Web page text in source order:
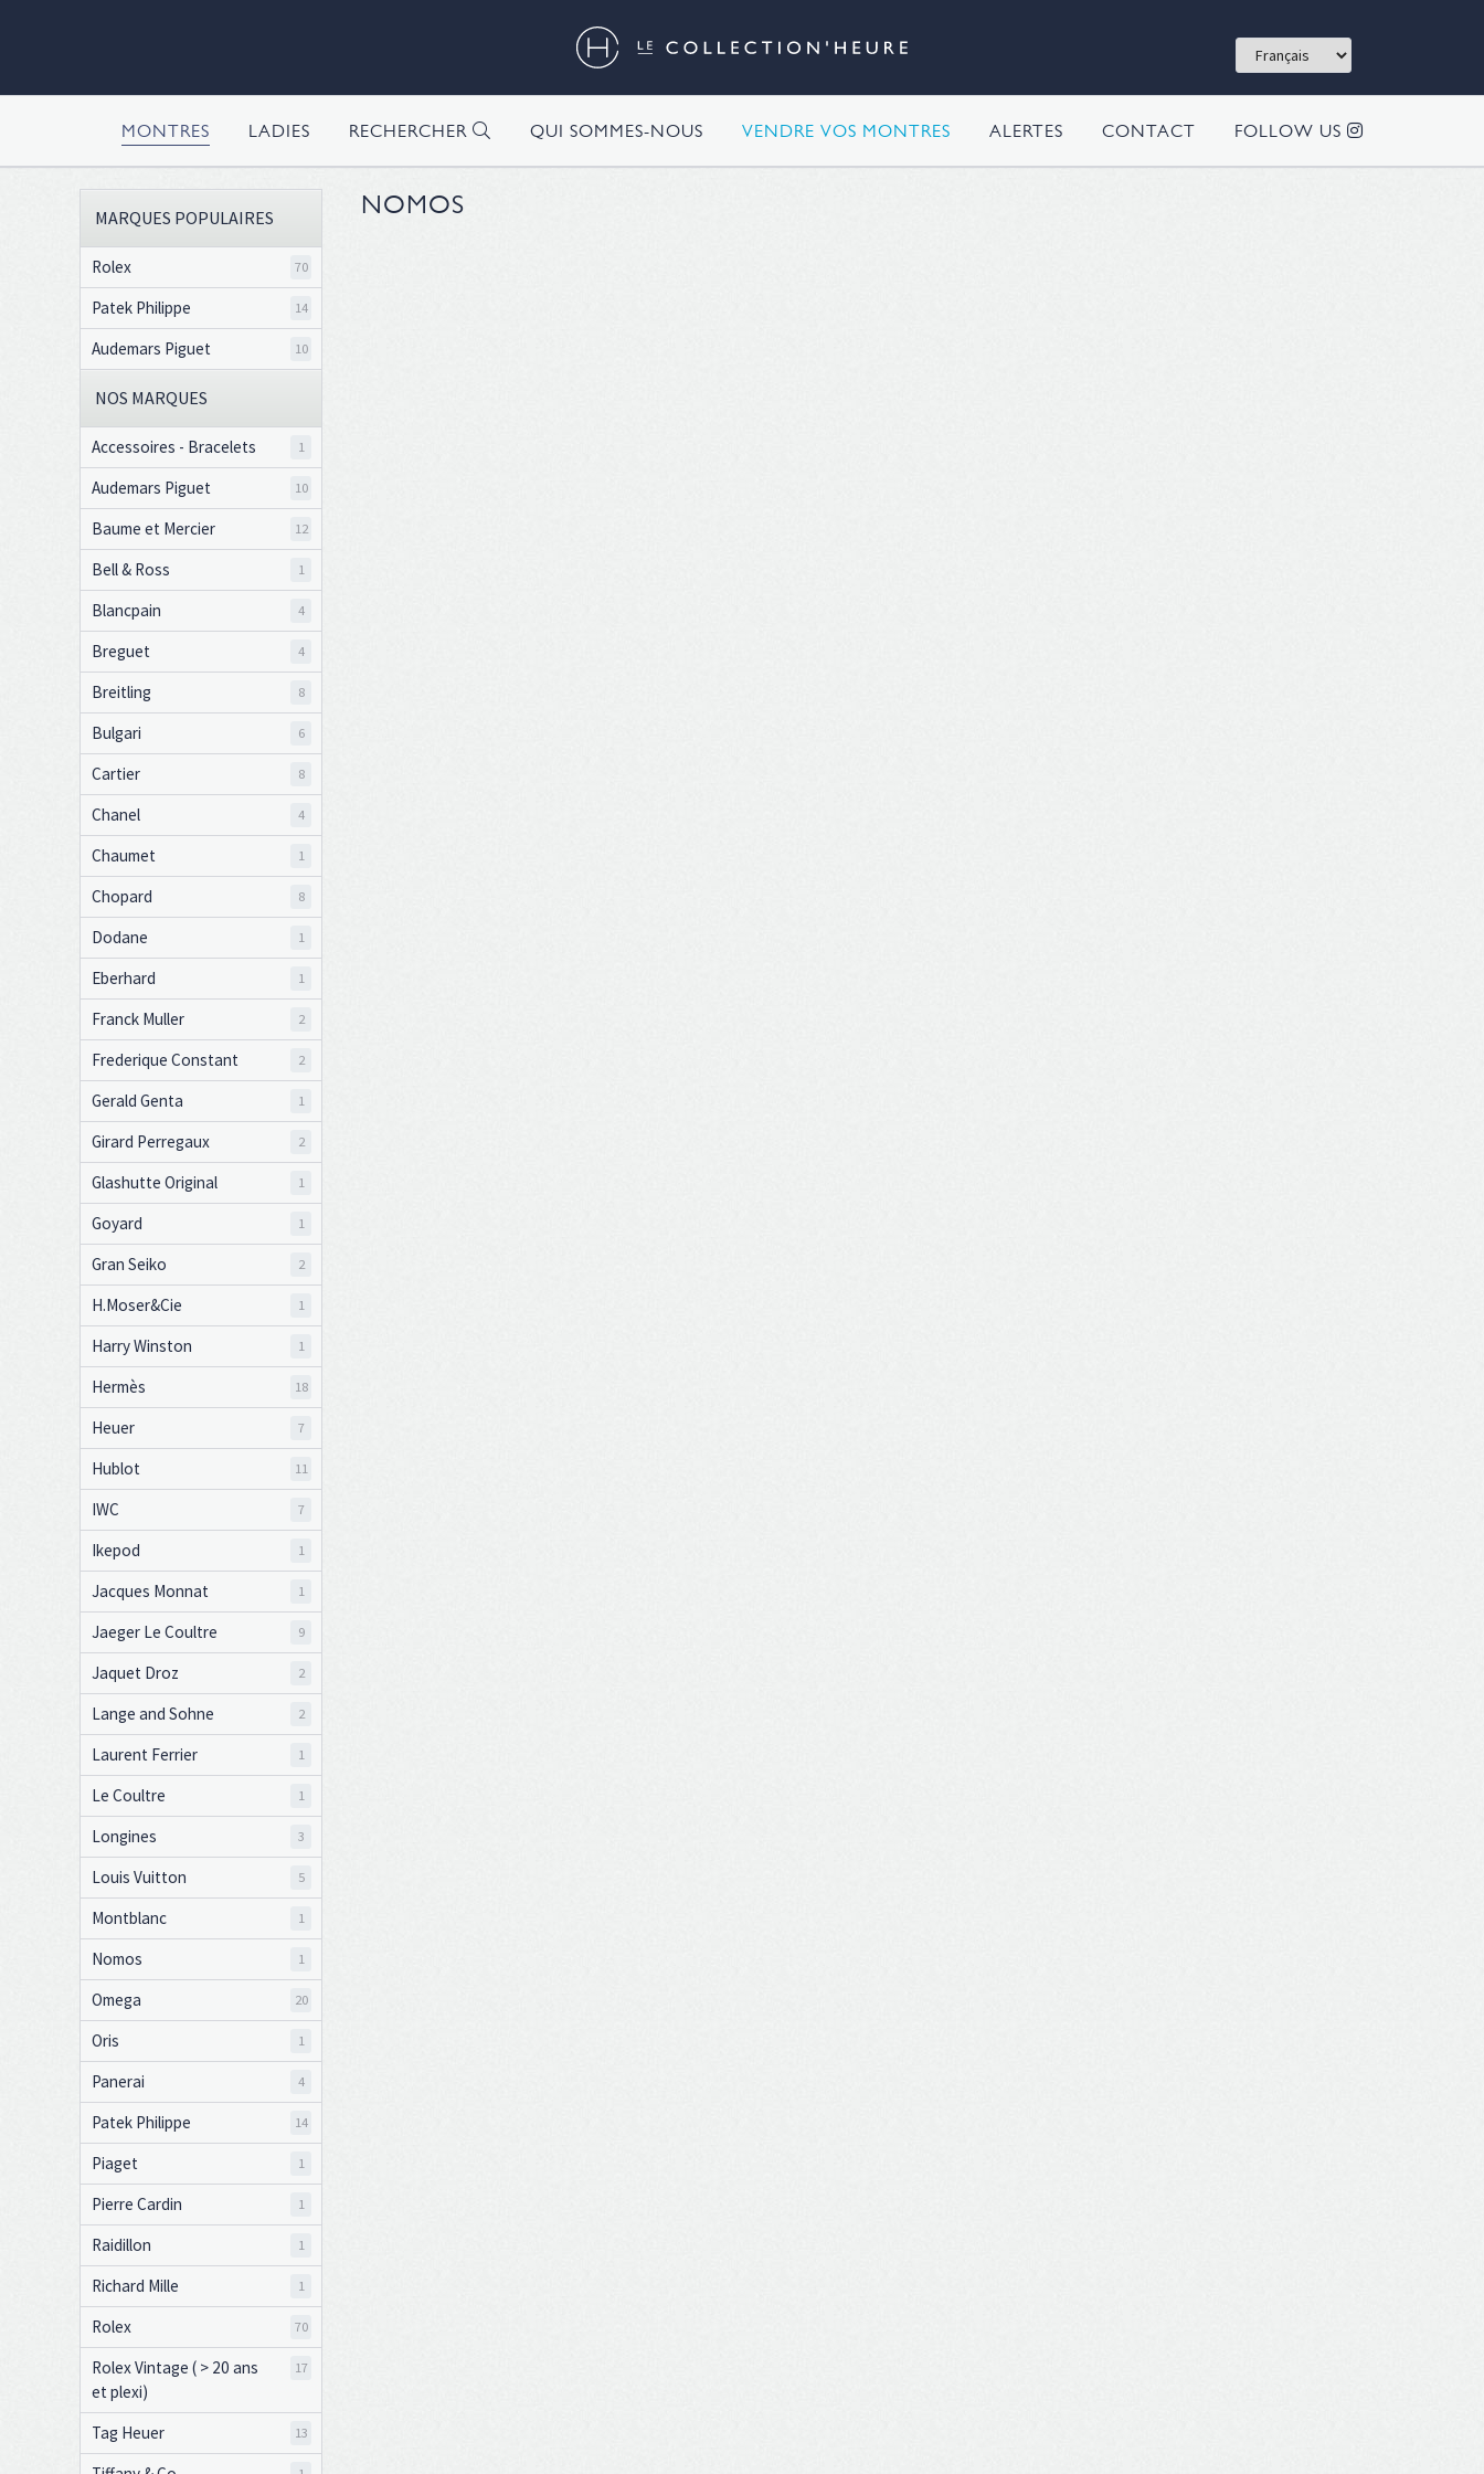
MONTRES LADIES RECHERCHER QUI SOMMES-NOUS VENDRE VOS MONTRES ALERTES CONTACT FOLLOW US
MARQUES POPULAIRES
Rolex 70
Patek Philippe 14
Audemars Piguet 10
NOS MARQUES
Accessoires - Bracelets 1
Audemars Piguet 10
Baume et Mercier 12
Bell & Ross 1
Blancpain 4
Breguet 4
Breitling 8
Bulgari 6
Cartier 8
Chanel 4
Chaumet 1
Chopard 8
Dodane 1
Eberhard 1
Franck Muller 2
Frederique Constant 2
Gerald Genta 1
Girard Perregaux 2
Glashutte Original 1
Goyard 1
Gran Seiko 2
H.Moser&Cie 1
Harry Winston 1
Hermès 18
Heuer 7
Hublot 11
IWC 7
Ikepod 1
Jacques Monnat 1
Jaeger Le Coultre 9
Jaquet Droz 2
Lange and Sohne 2
Laurent Ferrier 1
Le Coultre 1
Longines 3
Louis Vuitton 5
Montblanc 1
Nomos 1
Omega 20
Oris 1
Panerai 4
Patek Philippe 14
Piaget 1
Pierre Cardin 1
Raidillon 1
Richard Mille 1
Rolex 70
Rolex Vintage ( > 20 ans
et plexi)
17
Tag Heuer 13
NOMOS